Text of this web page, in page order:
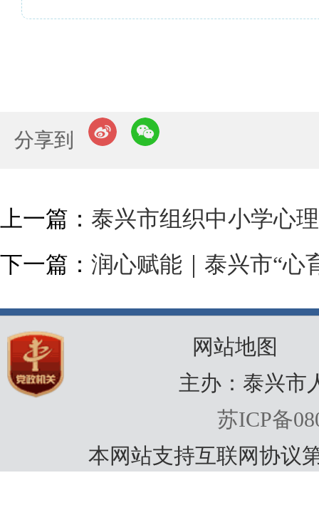
分享到
上一篇： 泰兴市组织中小学心
下一篇： 润心赋能｜泰兴市“心
网站地图
主办：泰兴市
苏ICP备
本网站支持互联网协